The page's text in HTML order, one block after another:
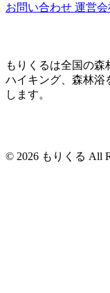
お問い合わせ 運営会
もりくるは全国の森
ハイキング、森林浴
します。
© 2026 もりくる All